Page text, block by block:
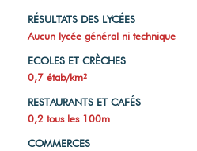
RÉSULTATS DES LYCÉES
Aucun lycée général ni technique
ECOLES ET CRÈCHES
0,7 étab/km²
RESTAURANTS ET CAFÉS
0,2 tous les 100m
COMMERCES